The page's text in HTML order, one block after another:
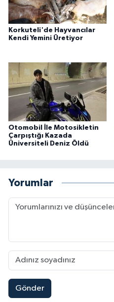
Korkuteli'de Hayvancılar
Kendi Yemini Üretiyor
Otomobil İle Motosikletin
Çarpıştığı Kazada
Üniversiteli Deniz Öldü
Yorumlar
Gönder